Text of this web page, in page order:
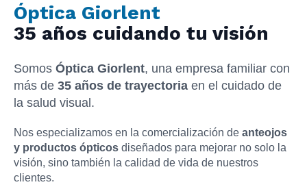
Óptica Giorlent
35 años cuidando tu visión
Somos Óptica Giorlent, una empresa familiar con
más de 35 años de trayectoria en el cuidado de
la salud visual.
Nos especializamos en la comercialización de anteojos
y productos ópticos diseñados para mejorar no solo la
visión, sino también la calidad de vida de nuestros
clientes.